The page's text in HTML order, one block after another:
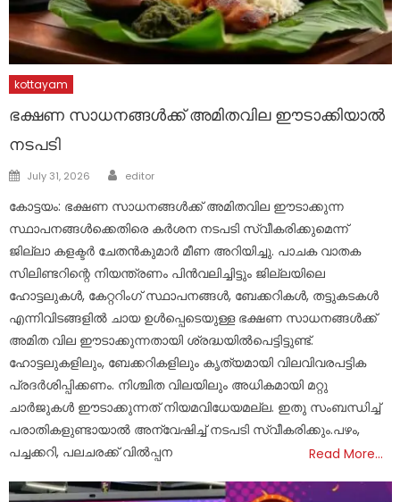
kottayam
ഭക്ഷണ സാധനങ്ങൾക്ക് അമിതവില ഈടാക്കിയാൽ
നടപടി
Posted
July 31, 2026 Author
editor
കോട്ടയം: ഭക്ഷണ സാധനങ്ങൾക്ക് അമിതവില ഈടാക്കുന്ന
സ്ഥാപനങ്ങൾക്കെതിരെ കർശന നടപടി സ്വീകരിക്കുമെന്ന്
ജില്ലാ കളക്ടർ ചേതൻകുമാർ മീണ അറിയിച്ചു. പാചക വാതക
സിലിണ്ടറിന്റെ നിയന്ത്രണം പിൻവലിച്ചിട്ടും ജില്ലയിലെ
ഹോട്ടലുകൾ, കേറ്ററിംഗ് സ്ഥാപനങ്ങൾ, ബേക്കറികൾ, തട്ടുകടകൾ
എന്നിവിടങ്ങളിൽ ചായ ഉൾപ്പെടെയുള്ള ഭക്ഷണ സാധനങ്ങൾക്ക്
അമിത വില ഈടാക്കുന്നതായി ശ്രദ്ധയിൽപെട്ടിട്ടുണ്ട്.
ഹോട്ടലുകളിലും, ബേക്കറികളിലും കൃത്യമായി വിലവിവരപട്ടിക
പ്രദർശിപ്പിക്കണം. നിശ്ചിത വിലയിലും അധികമായി മറ്റു
ചാർജുകൾ ഈടാക്കുന്നത് നിയമവിധേയമല്ല. ഇതു സംബന്ധിച്ച്
പരാതികളുണ്ടായാൽ അന്വേഷിച്ച് നടപടി സ്വീകരിക്കും.പഴം,
പച്ചക്കറി, പലചരക്ക് വിൽപ്പന
Read More…